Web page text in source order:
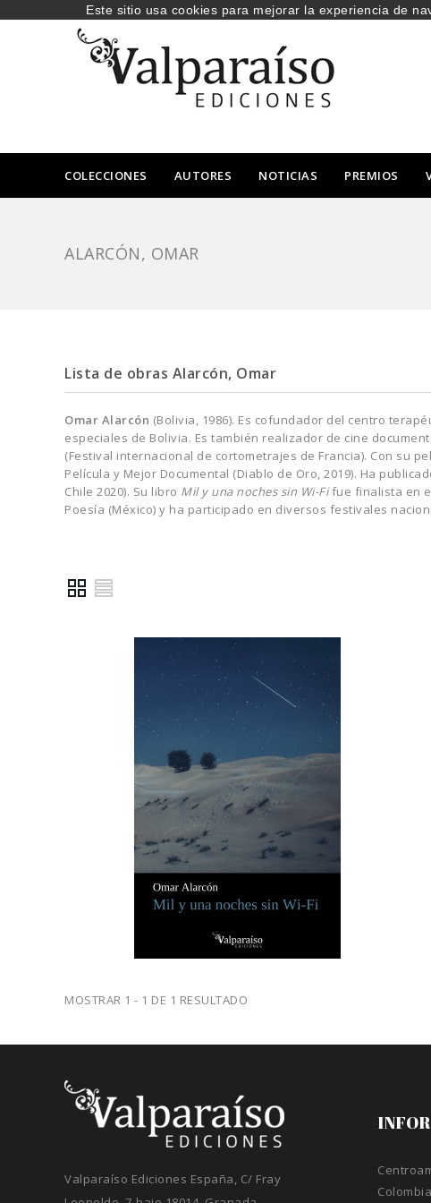
COLECCIONES AUTORES NOTICIAS PREMIOS
ALARCÓN, OMAR
Lista de obras Alarcón, Omar
Omar Alarcón (Bolivia, 1986). Es cofundador del centro
especiales de Bolivia. Es también realizador de cine
(Festival internacional de cortometrajes de Francia). Con su
Película y Mejor Documental (Diablo de Oro, 2019). Ha
Chile 2020). Su libro Mil y una noches sin Wi-Fifue finalista en
Poesía (México) y ha participado en diversos festivales
MOSTRAR 1 - 1 DE 1 RESULTADO
Colombia
Valparaíso Ediciones España, C/ Fray
Este sitio usa cookies para mejorar la experiencia de